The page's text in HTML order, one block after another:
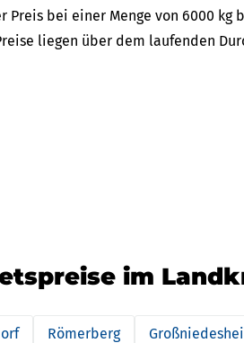
Preis bei einer Menge von 6000 kg
liegen über dem laufenden
im
Römerberg